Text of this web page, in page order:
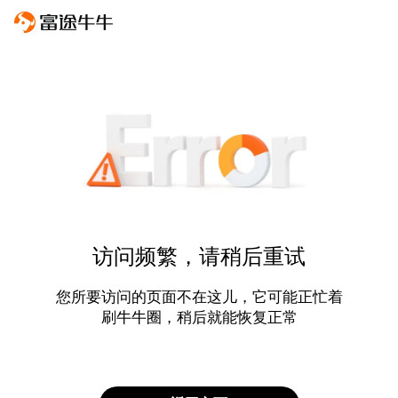
访问频繁，请稍后重试
您所要访问的页面不在这儿，它可能正忙着
刷牛牛圈，稍后就能恢复正常